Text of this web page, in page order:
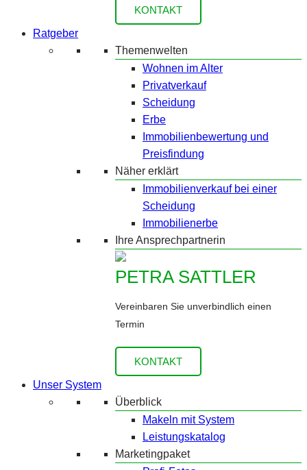
KONTAKT
Ratgeber
Themenwelten
Wohnen im Alter
Privatverkauf
Scheidung
Erbe
Immobilienbewertung und
Preisfindung
Näher erklärt
Immobilienverkauf bei einer
Scheidung
Immobilienerbe
Ihre Ansprechpartnerin
PETRA SATTLER
Vereinbaren Sie unverbindlich einen
Termin
KONTAKT
Unser System
Überblick
Makeln mit System
Leistungskatalog
Marketingpaket